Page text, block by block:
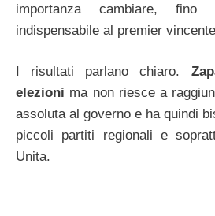
importanza cambiare,
indispensabile al premier
I risultati parlano chiaro.
elezioni ma non riesce a
assoluta al governo e ha quindi
piccoli partiti regionali e
Unita.